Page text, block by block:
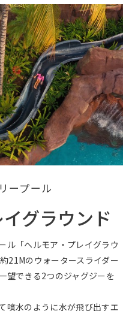
ープール
グラウンド
ル「ヘルモア・プレイグラウ
21Mのウォータースライダー
望できる2つのジャグジーを
噴水のように水が飛び出すエ